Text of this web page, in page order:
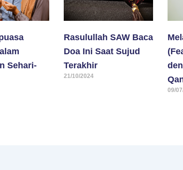
Sehari-
Rasulullah SAW Baca
Doa Ini Saat Sujud
Terakhir
21/10/2024
09/